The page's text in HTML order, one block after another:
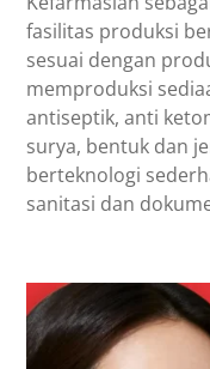
fasilitas produksi
sesuai dengan
memproduksi
antiseptik, anti
surya, bentuk dan
berteknologi
sanitasi dan